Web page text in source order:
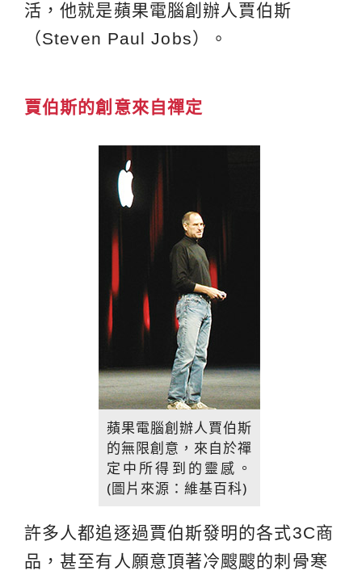
活，他就是蘋果電腦創辦人賈伯斯
（Steven Paul Jobs）。
賈伯斯的創意來自禪定
蘋果電腦創辦人賈伯斯
的無限創意，來自於禪
定中所得到的靈感。
(圖片來源：維基百科)
許多人都追逐過賈伯斯發明的各式3C商
品，甚至有人願意頂著冷颼颼的刺骨寒